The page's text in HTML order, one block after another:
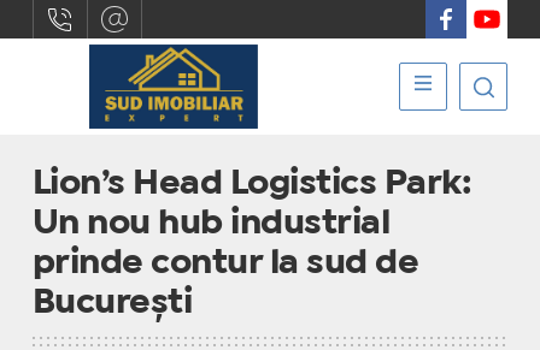
Lion’s Head Logistics Park:
Un nou hub industrial
prinde contur la sud de
București